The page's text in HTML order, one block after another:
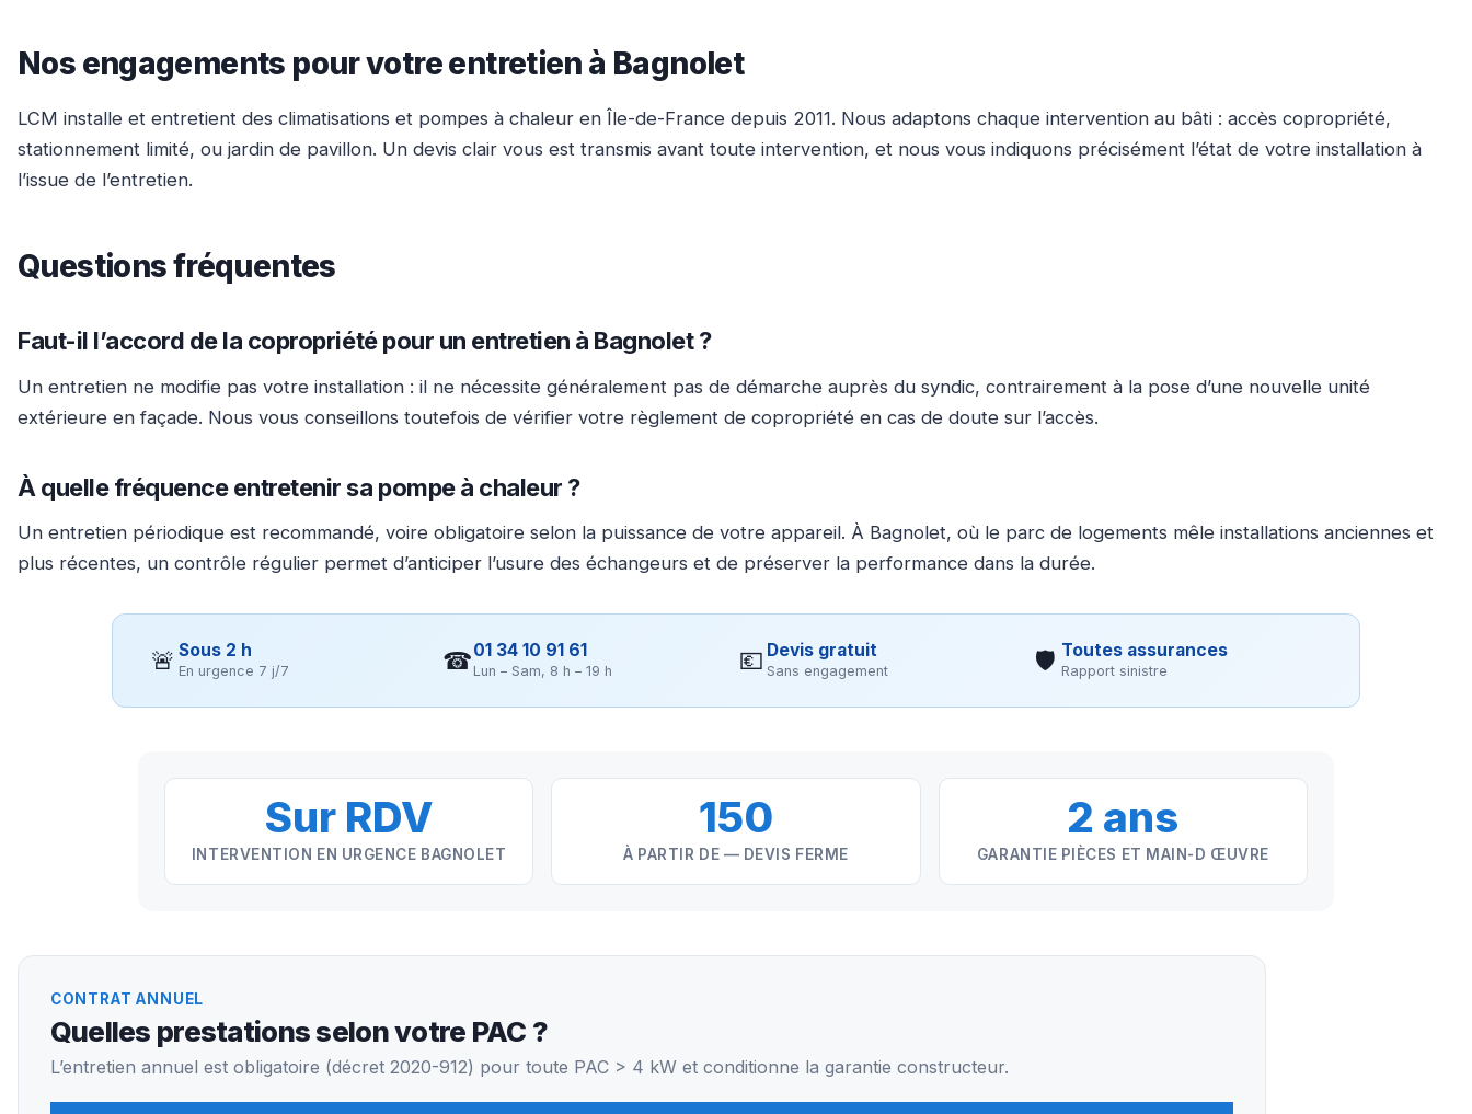
Nos engagements pour votre entretien à Bagnolet
LCM installe et entretient des climatisations et pompes à chaleur en Île-de-France depuis 2011. Nous adaptons chaque intervention au bâti : accès copropriété,
stationnement limité, ou jardin de pavillon. Un devis clair vous est transmis avant toute intervention, et nous vous indiquons précisément l’état de votre installation à
l’issue de l’entretien.
Questions fréquentes
Faut-il l’accord de la copropriété pour un entretien à Bagnolet ?
Un entretien ne modifie pas votre installation : il ne nécessite généralement pas de démarche auprès du syndic, contrairement à la pose d’une nouvelle unité
extérieure en façade. Nous vous conseillons toutefois de vérifier votre règlement de copropriété en cas de doute sur l’accès.
À quelle fréquence entretenir sa pompe à chaleur ?
Un entretien périodique est recommandé, voire obligatoire selon la puissance de votre appareil. À Bagnolet, où le parc de logements mêle installations anciennes et
plus récentes, un contrôle régulier permet d’anticiper l’usure des échangeurs et de préserver la performance dans la durée.
🚨 Sous 2 h
En urgence 7 j/7 ☎01 34 10 91 61
Lun – Sam, 8 h – 19 h 💶 Devis gratuit
Sans engagement 🛡 Toutes assurances
Rapport sinistre
Sur RDV
INTERVENTION EN URGENCE BAGNOLET
150
À PARTIR DE — DEVIS FERME
2 ans
GARANTIE PIÈCES ET MAIN-D ŒUVRE
CONTRAT ANNUEL
Quelles prestations selon votre PAC ?
L’entretien annuel est obligatoire (décret 2020-912) pour toute PAC > 4 kW et conditionne la garantie constructeur.